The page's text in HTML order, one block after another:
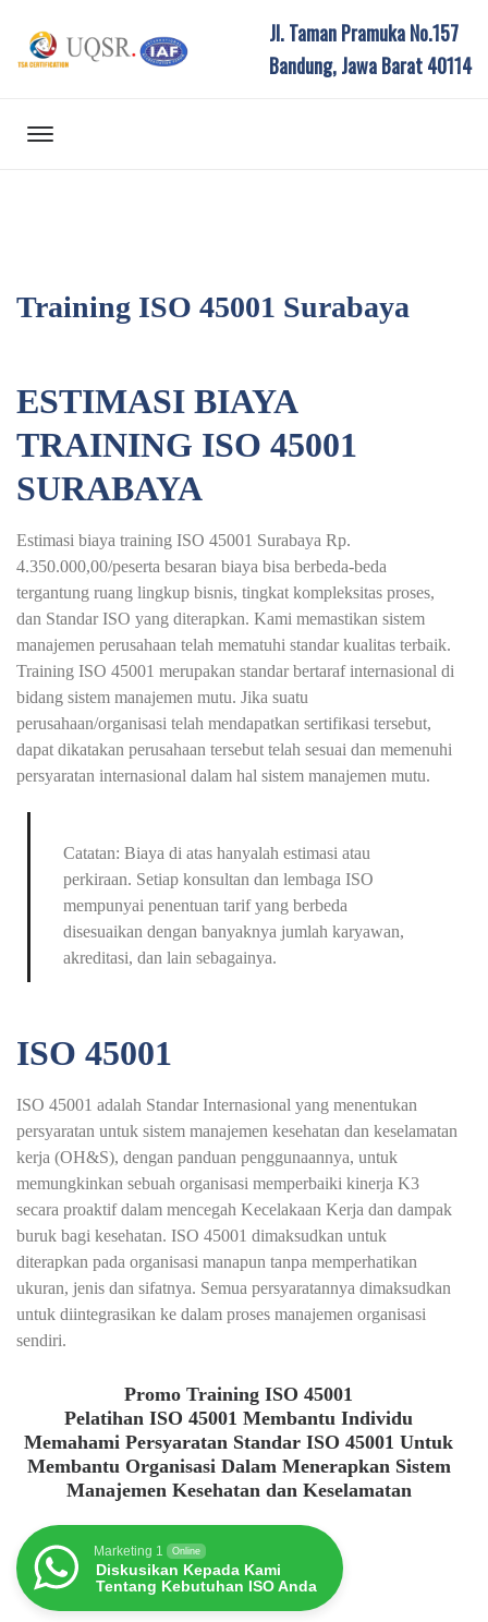
Jl. Taman Pramuka No.157
Bandung, Jawa Barat 40114
Training ISO 45001 Surabaya
ESTIMASI BIAYA
TRAINING ISO 45001
SURABAYA
Estimasi biaya training ISO 45001 Surabaya Rp.
4.350.000,00/peserta besaran biaya bisa berbeda-beda
tergantung ruang lingkup bisnis, tingkat kompleksitas proses,
dan Standar ISO yang diterapkan. Kami memastikan sistem
manajemen perusahaan telah mematuhi standar kualitas terbaik.
Training ISO 45001 merupakan standar bertaraf internasional di
bidang sistem manajemen mutu. Jika suatu
perusahaan/organisasi telah mendapatkan sertifikasi tersebut,
dapat dikatakan perusahaan tersebut telah sesuai dan memenuhi
persyaratan internasional dalam hal sistem manajemen mutu.
Catatan: Biaya di atas hanyalah estimasi atau
perkiraan. Setiap konsultan dan lembaga ISO
mempunyai penentuan tarif yang berbeda
disesuaikan dengan banyaknya jumlah karyawan,
akreditasi, dan lain sebagainya.
ISO 45001
ISO 45001 adalah Standar Internasional yang menentukan
persyaratan untuk sistem manajemen kesehatan dan keselamatan
kerja (OH&S), dengan panduan penggunaannya, untuk
memungkinkan sebuah organisasi memperbaiki kinerja K3
secara proaktif dalam mencegah Kecelakaan Kerja dan dampak
buruk bagi kesehatan. ISO 45001 dimaksudkan untuk
diterapkan pada organisasi manapun tanpa memperhatikan
ukuran, jenis dan sifatnya. Semua persyaratannya dimaksudkan
untuk diintegrasikan ke dalam proses manajemen organisasi
sendiri.
Promo Training ISO 45001
Pelatihan ISO 45001 Membantu Individu
Memahami Persyaratan Standar ISO 45001 Untuk
Membantu Organisasi Dalam Menerapkan Sistem
Manajemen Kesehatan dan Keselamatan
Marketing 1 Online
Diskusikan Kepada Kami
Tentang Kebutuhan ISO Anda